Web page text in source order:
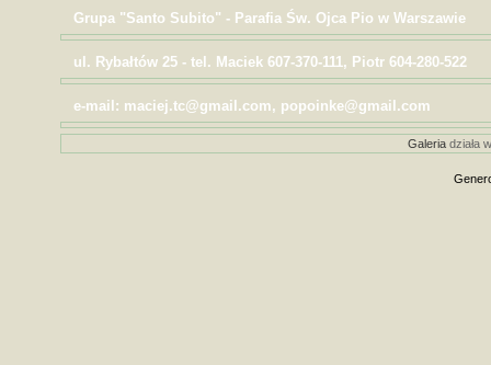
Grupa "Santo Subito" - Parafia Św. Ojca Pio w Warszawie
ul. Rybałtów 25 - tel. Maciek 607-370-111, Piotr 604-280-522
e-mail: maciej.tc@gmail.com, popoinke@gmail.com
Galeriadziała